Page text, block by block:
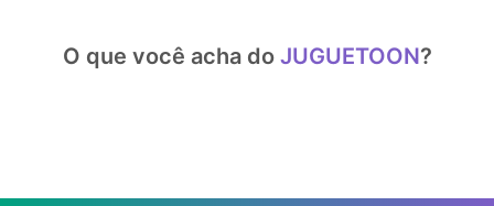
O que você acha do JUGUETOON?